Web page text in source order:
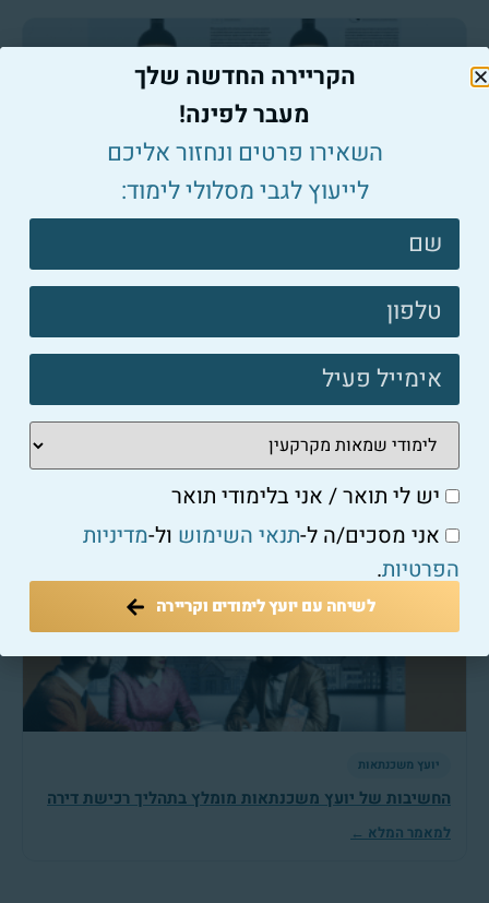
יועץ משכנתאות
למה יועץ משכנתאות מומלץ הוא ההשקעה החכמה ביותר
שלכם?
למאמר המלא ←
יועץ משכנתאות
יועץ משכנתאות
החשיבות של יועץ משכנתאות מומלץ בתהליך רכישת דירה
למאמר המלא ←
הקריירה החדשה שלך
מעבר לפינה!
השאירו פרטים ונחזור אליכם
לייעוץ לגבי מסלולי לימוד:
צרו
קשר
פוטר
יש לי תואר / אני בלימודי תואר
אני מסכים/ה ל-תנאי השימוש ול-מדיניות
הפרטיות.
לשיחה עם יועץ לימודים וקריירה